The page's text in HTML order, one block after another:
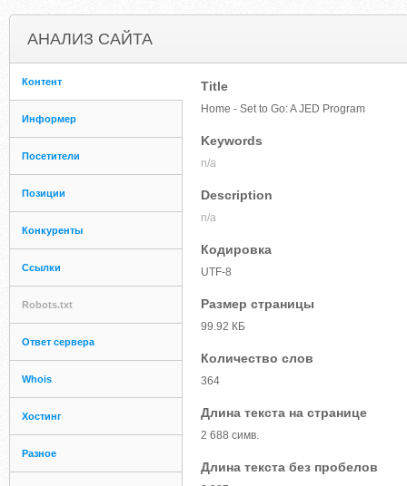
АНАЛИЗ САЙТА
Контент
Информер
Посетители
Позиции
Конкуренты
Ссылки
Robots.txt
Ответ сервера
Whois
Хостинг
Разное
Title
Home - Set to Go: A JED Program
Keywords
n/a
Description
n/a
Кодировка
UTF-8
Размер страницы
99.92 КБ
Количество слов
364
Длина текста на странице
2 688 симв.
Длина текста без пробелов